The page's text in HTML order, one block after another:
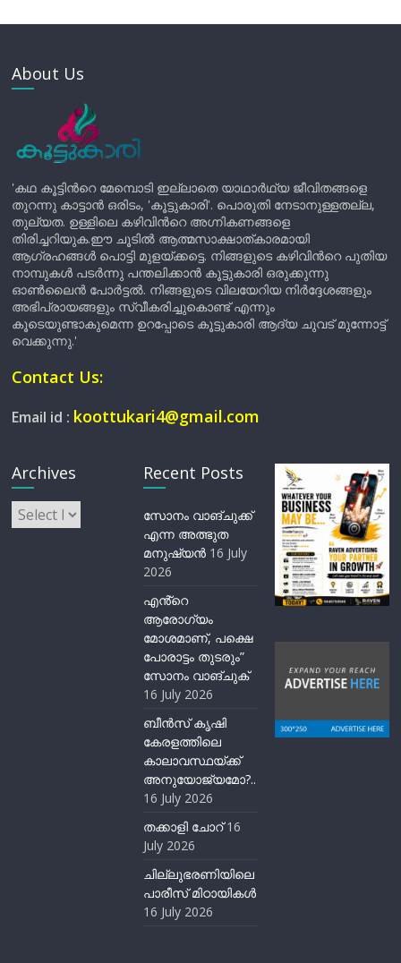
About Us
'കഥ കൂട്ടിന്‍റെ മേമ്പൊടി ഇല്ലാതെ യാഥാർഥ്യ ജീവിതങ്ങളെ
തുറന്നു കാട്ടാൻ ഒരിടം, 'കൂട്ടുകാരി'. പൊരുതി നേടാനുള്ളതല്ല,
തുല്യത. ഉള്ളിലെ കഴിവിന്‍റെ അഗ്നികണങ്ങളെ
തിരിച്ചറിയുക.ഈ ചൂടിൽ ആത്മസാക്ഷാത്കാരമായി
ആഗ്രഹങ്ങൾ പൊട്ടി മുളയ്ക്കട്ടെ. നിങ്ങളുടെ കഴിവിന്‍റെ പുതിയ
നാമ്പുകൾ പടർന്നു പന്തലിക്കാൻ കൂട്ടുകാരി ഒരുക്കുന്നു
ഓൺലൈൻ പോർട്ടൽ. നിങ്ങളുടെ വിലയേറിയ നിർദ്ദേശങ്ങളും
അഭിപ്രായങ്ങളും സ്വീകരിച്ചുകൊണ്ട് എന്നും
കൂടെയുണ്ടാകുമെന്ന ഉറപ്പോടെ കൂട്ടുകാരി ആദ്യ ചുവട് മുന്നോട്ട്
വെക്കുന്നു.'
Contact Us:
Email id : koottukari4@gmail.com
Archives
Archives
Recent Posts
സോനം വാങ്ചുക്ക്
എന്ന അത്ഭുത
മനുഷ്യന്‍ 16 July
2026
എൻ്റെ
ആരോഗ്യം
മോശമാണ്, പക്ഷെ
പോരാട്ടം തുടരും”
സോനം വാങ്ചുക്
16 July 2026
ബീന്‍സ് കൃഷി
കേരളത്തിലെ
കാലാവസ്ഥയ്ക്ക്
അനുയോജ്യമോ?..
16 July 2026
തക്കാളി ചോറ് 16
July 2026
ചില്ലുഭരണിയിലെ
പാരീസ് മിഠായികള്‍
16 July 2026